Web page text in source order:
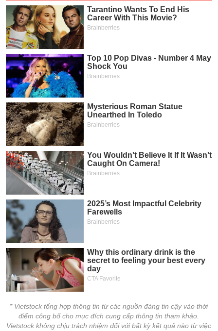
* Vietstock tổng hợp thông tin từ các nguồn đáng tin cậy vào thời
điểm công bố cho mục đích cung cấp thông tin tham khảo.
Vietstock không chịu trách nhiệm đối với bất kỳ kết quả nào từ việc